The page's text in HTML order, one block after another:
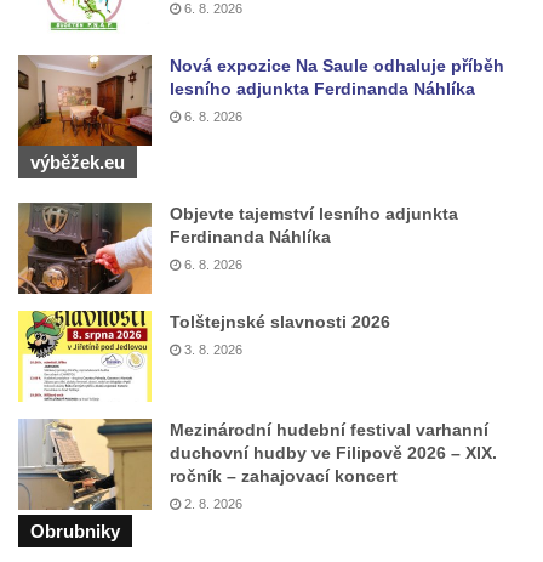
Kenotaf Franze Ruseho na hřbitově v
Pomník obětem 2. světové války na hřbitově
v Teplicích nad Metují
Hrob Waltera Hilleho na hřbitově ve Vlčí
Kenotaf Oskara Ringelhana na hřbitově v
Benešově nad Ploučnicí
Kenotaf Augusta Michela na hřbitově v
Benešově nad Ploučnicí
Hrob Šumových na hřbitově v Benešově
nad Ploučnicí
Hrob Theodora Sommera na hřbitově v
Benešově nad Ploučnicí
Hrob Wendelina Janiche na hřbitově v
Benešově nad Ploučnicí
6. 8. 2026
Nová expozice Na Saule odhaluje příběh
lesního adjunkta Ferdinanda Náhlíka
6. 8. 2026
výběžek.eu
Objevte tajemství lesního adjunkta
Ferdinanda Náhlíka
6. 8. 2026
Tolštejnské slavnosti 2026
3. 8. 2026
Mezinárodní hudební festival varhanní
duchovní hudby ve Filipově 2026 – XIX.
ročník – zahajovací koncert
2. 8. 2026
Obrubniky